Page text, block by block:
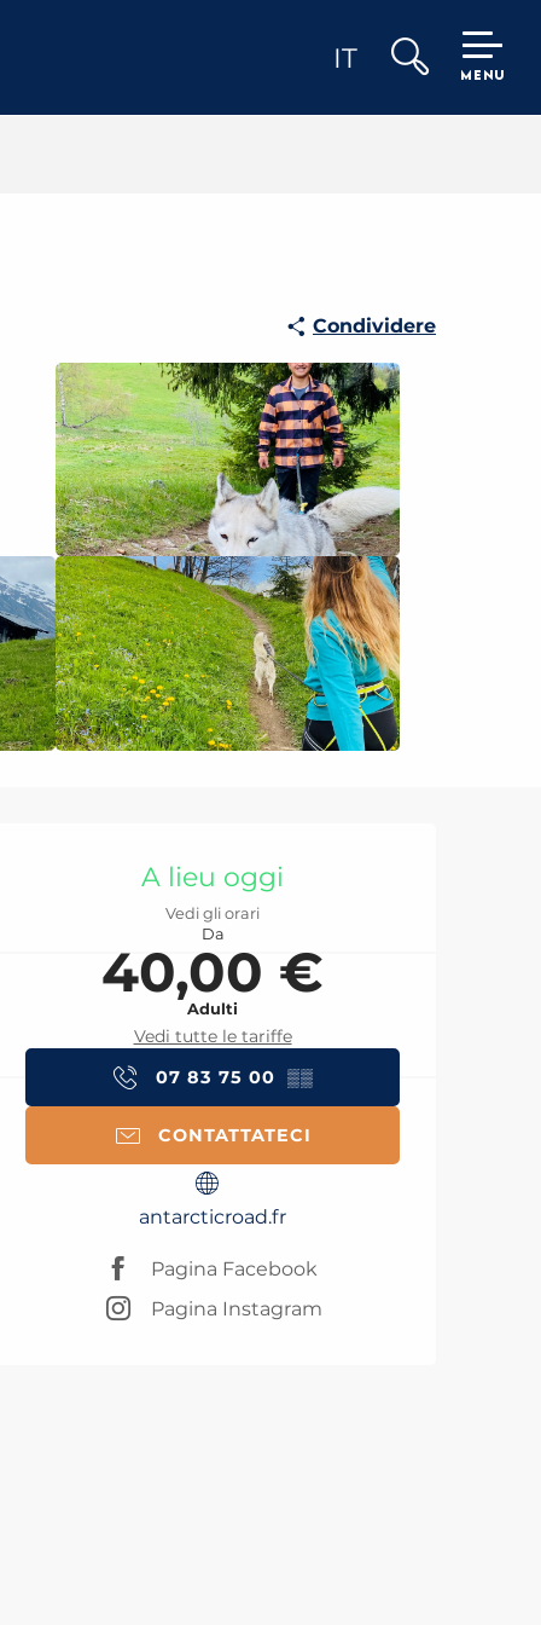
IT
MENU
Condividere
Orari e contatti
A lieu oggi
Vedi gli orari
Da
40,00 €
Adulti
Vedi tutte le tariffe
07 83 75 00 ▒▒
CONTATTATECI
antarcticroad.fr
Pagina Facebook
Pagina Instagram